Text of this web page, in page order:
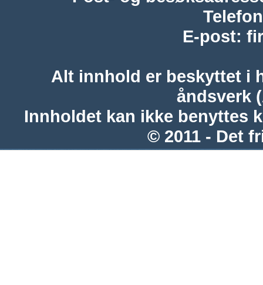
Telefon
E-post:
Alt innhold er beskyttet i
åndsverk
Innholdet kan ikke benyttes
© 2011 - Det